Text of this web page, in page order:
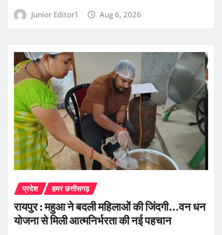
Junior Editor1 Aug 6, 2026
प्रदेश हमर छत्तीसगढ़
रायपुर : महुआ ने बदली महिलाओं की जिंदगी…वन धन
योजना से मिली आत्मनिर्भरता की नई पहचान